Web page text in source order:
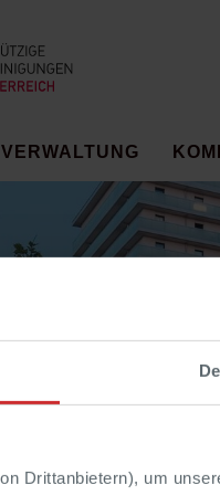
Drittanbietern), um